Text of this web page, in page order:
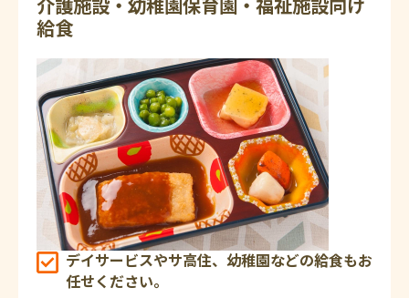
給食
デイサービスやサ高住、幼稚園などの給食もお
任せください。